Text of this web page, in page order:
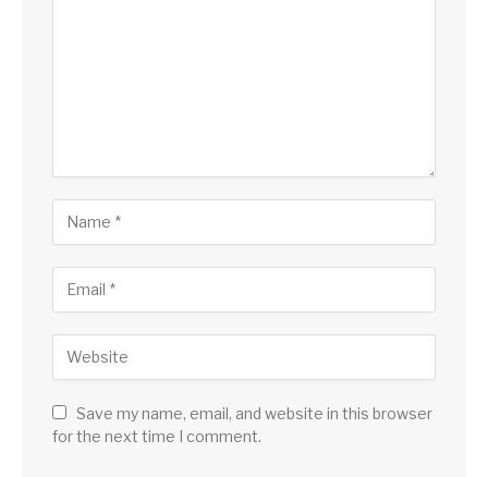
Save my name, email, and website in this browser
for the next time I comment.